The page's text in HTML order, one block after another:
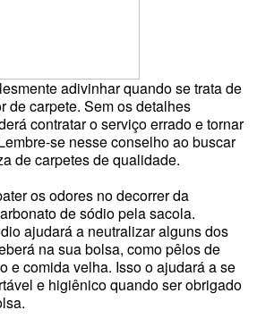
adivinhar quando se trata de
de carpete. Sem os detalhes
contratar o serviço errado e tornar
se nesse conselho ao buscar
de carpetes de qualidade.
os odores no decorrer da
de sódio pela sacola.
ajudará a neutralizar alguns dos
na sua bolsa, como pêlos de
e comida velha. Isso o ajudará a se
e higiênico quando ser obrigado